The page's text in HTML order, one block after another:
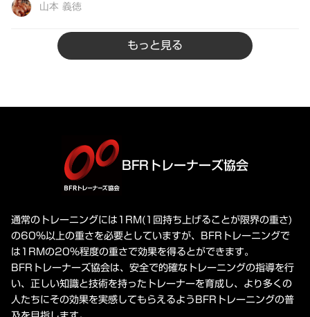
山本 義徳
もっと見る
BFRトレーナーズ協会
通常のトレーニングには1RM(1回持ち上げることが限界の重さ)
の60%以上の重さを必要としていますが、BFRトレーニングで
は1RMの20%程度の重さで効果を得るとができます。
BFRトレーナーズ協会は、安全で的確なトレーニングの指導を行
い、正しい知識と技術を持ったトレーナーを育成し、より多くの
人たちにその効果を実感してもらえるようBFRトレーニングの普